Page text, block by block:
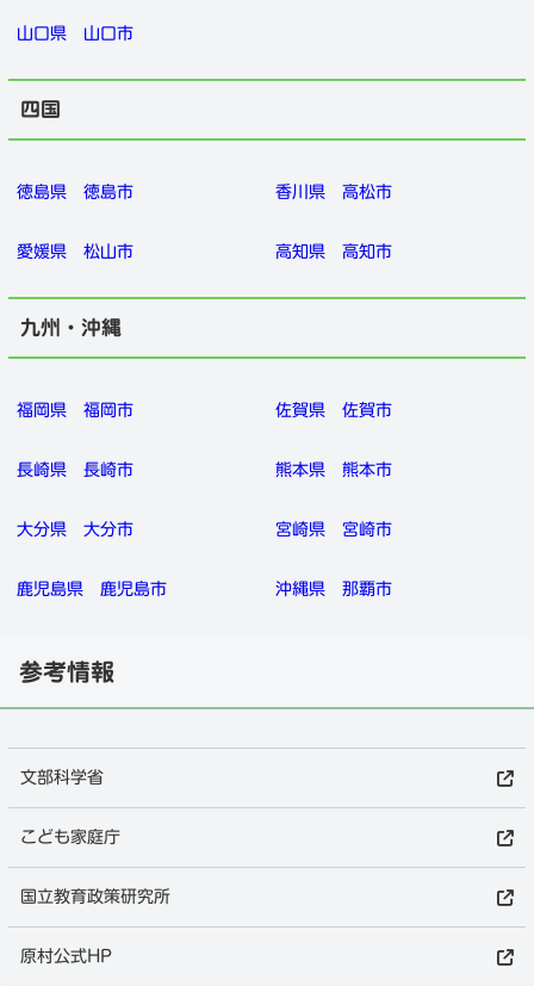
山口県 山口市
四国
徳島県 徳島市 香川県 高松市
愛媛県 松山市 高知県 高知市
九州・沖縄
福岡県 福岡市 佐賀県 佐賀市
長崎県 長崎市 熊本県 熊本市
大分県 大分市 宮崎県 宮崎市
鹿児島県 鹿児島市 沖縄県 那覇市
参考情報
文部科学省
こども家庭庁
国立教育政策研究所
原村公式HP